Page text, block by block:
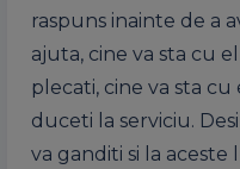
raspuns inainte de a
ajuta, cine va sta cu
plecati, cine va sta
duceti la serviciu.
va ganditi si la aceste